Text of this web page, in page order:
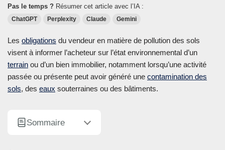
Pas le temps ? Résumer cet article avec l’IA :
ChatGPT Perplexity Claude Gemini
Les obligations du vendeur en matière de pollution des sols
visent à informer l’acheteur sur l’état environnemental d’un
terrain ou d’un bien immobilier, notamment lorsqu’une activité
passée ou présente peut avoir généré une contamination des
sols, des eaux souterraines ou des bâtiments.
Sommaire